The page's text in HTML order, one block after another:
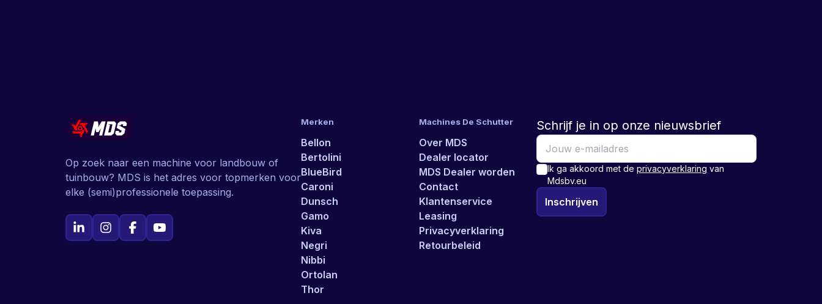
Op zoek naar een machine voor landbouw of
tuinbouw? MDS is het adres voor topmerken voor
elke (semi)professionele toepassing.
Merken
Bellon
Bertolini
BlueBird
Caroni
Dunsch
Gamo
Kiva
Negri
Nibbi
Ortolan
Thor
Machines De Schutter
Over MDS
Dealer locator
MDS Dealer worden
Contact
Klantenservice
Leasing
Privacyverklaring
Retourbeleid
Schrijf je in op onze nieuwsbrief
Ik ga akkoord met deprivacyverklaring van
Mdsbv.eu
Inschrijven